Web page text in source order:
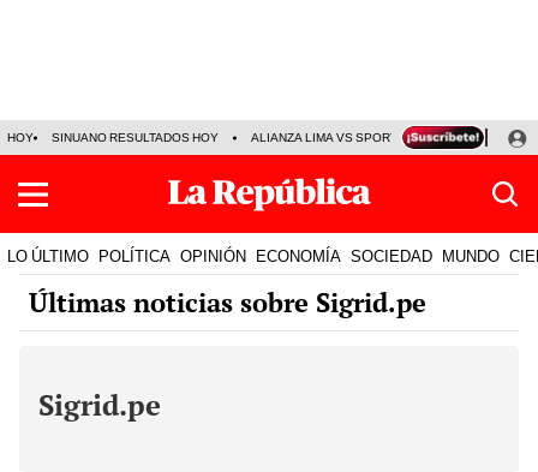
HOY SINUANO RESULTADOS HOY ALIANZA LIMA VS SPORT BOYS JORGE
LO ÚLTIMO POLÍTICA OPINIÓN ECONOMÍA SOCIEDAD MUNDO
Últimas noticias sobre Sigrid.pe
Sigrid.pe